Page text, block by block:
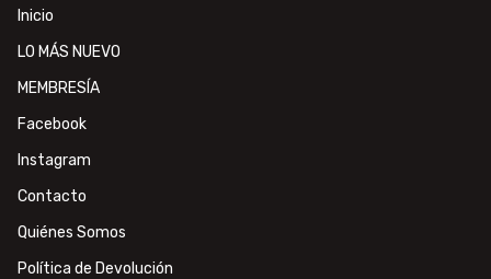
Inicio
LO MÁS NUEVO
MEMBRESÍA
Facebook
Instagram
Contacto
Quiénes Somos
Política de Devolución